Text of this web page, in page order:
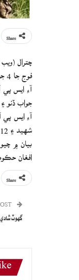
چترال
فوج جا 4 جوان شهيد ٿي ويا.
آءِ ايس پي
جواب
بيان ۾
افغان
گهوٽ